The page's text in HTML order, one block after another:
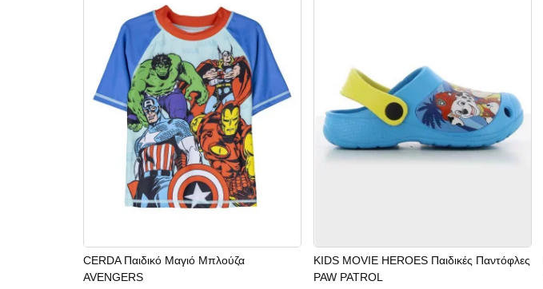
CERDA Παιδικό Μαγιό Μπλούζα
AVENGERS
KIDS MOVIE HEROES Παιδικές Παντόφλες
PAW PATROL